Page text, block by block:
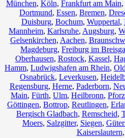
München, Köln, Frankfurt am Main,
Dortmund, Essen, Bremen,
Duisburg, Bochum, Wuppertal,
Mannheim, Karlsruhe, Augsburg,
Gelsenkirchen, Aachen,
Magdeburg, Freiburg im
Oberhausen, Rostock, Kassel,
Hamm, Ludwigshafen am Rhein,
Osnabrück, Leverkusen,
Regensburg, Herne, Paderborn,
Main, Fürth, Ulm, Heilbronn,
Göttingen, Bottrop, Reutlingen,
Bergisch Gladbach, Remscheid,
Moers, Salzgitter, Siegen,
Kaiserslautern,